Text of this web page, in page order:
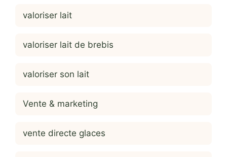
valoriser lait
valoriser lait de brebis
valoriser son lait
Vente & marketing
vente directe glaces